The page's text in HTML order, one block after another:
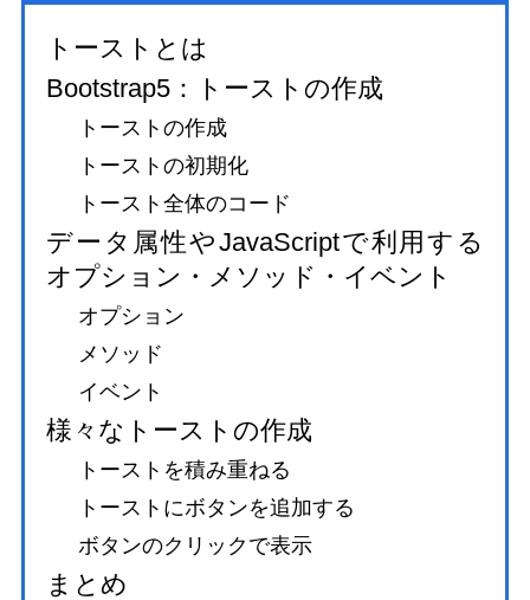
トーストとは
Bootstrap5：トーストの作成
トーストの作成
トーストの初期化
トースト全体のコード
データ属性やJavaScriptで利用する
オプション・メソッド・イベント
オプション
メソッド
イベント
様々なトーストの作成
トーストを積み重ねる
トーストにボタンを追加する
ボタンのクリックで表示
まとめ